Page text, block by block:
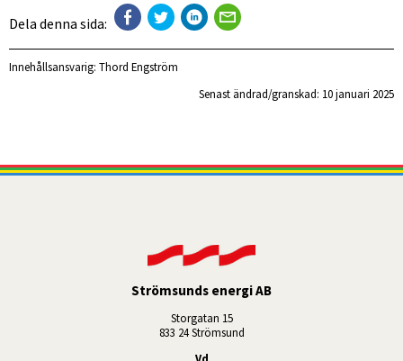
Dela denna sida:
Innehållsansvarig: Thord Engström
Senast ändrad/granskad: 10 januari 2025
Strömsunds energi AB
Storgatan 15
833 24 Strömsund